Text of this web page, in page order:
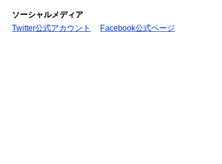
ソーシャルメディア
Twitter公式アカウント
Facebook公式ページ